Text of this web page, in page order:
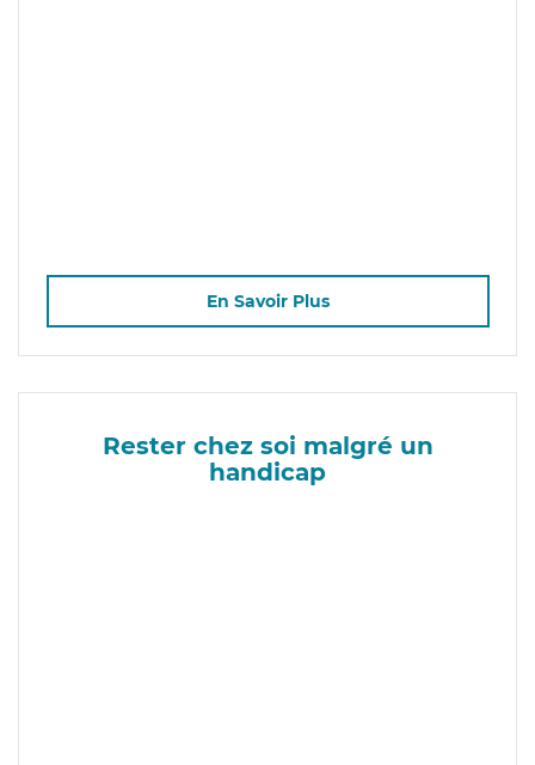
En Savoir Plus
Rester chez soi malgré un
handicap